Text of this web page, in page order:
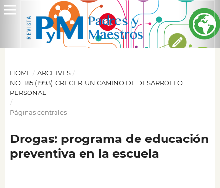
HOME / ARCHIVES /
NO. 185 (1993): CRECER: UN CAMINO DE DESARROLLO
PERSONAL
/
Páginas centrales
Drogas: programa de educación
preventiva en la escuela